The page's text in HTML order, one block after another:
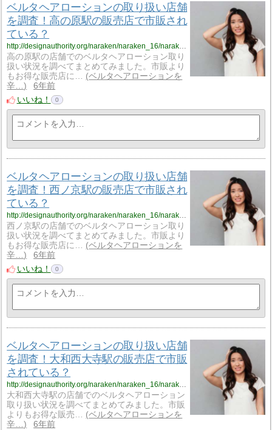
ベルタヘアローションの取り扱い店舗
を調査！高の原駅の販売店で市販され
ている？
高の原駅の店舗でのベルタヘアローション取り
扱い状況を調べてまとめてみました。市販より
もお得な販売店に…
ベルタヘアローションを
辛…
6年前
いいね！
0
ベルタヘアローションの取り扱い店舗
を調査！西ノ京駅の販売店で市販され
ている？
http://designauthority.org/naraken/naraken_16/naraken_16_vriku9/
西ノ京駅の店舗でのベルタヘアローション取り
扱い状況を調べてまとめてみました。市販より
もお得な販売店に…
ベルタヘアローションを
辛…
6年前
いいね！
0
ベルタヘアローションの取り扱い店舗
を調査！大和西大寺駅の販売店で市販
されている？
http://designauthority.org/naraken/naraken_16/naraken_16_vriku10/
大和西大寺駅の店舗でのベルタヘアローション
取り扱い状況を調べてまとめてみました。市販
よりもお得な販売…
ベルタヘアローションを
辛…
6年前